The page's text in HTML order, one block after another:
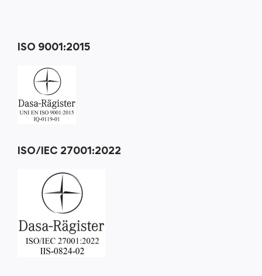
ISO 9001:2015
ISO/IEC 27001:2022